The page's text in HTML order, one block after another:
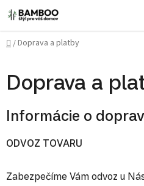
Prejsť na obsah
Domov
/Doprava a platby
Doprava a
Informácie o
ODVOZ TOVARU
Zabezpečíme Vám odvoz u